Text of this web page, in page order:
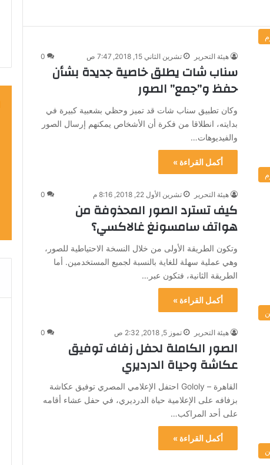
هيئة التحرير تشرين الثاني 15, 2018, 7:47 ص 0
سناب شات يطلق خاصية جديدة بشأن
حفظ و”جمع” الصور
وكان تطبيق سناب شات قد تميز وحظي بشعبية كبيرة في
بدايته، انطلاقا من فكرة أن الأشخاص يمكنهم إرسال الصور
والفيديوهات…
أكمل القراءة »
هيئة التحرير تشرين الأول 22, 2018, 8:16 م 0
كيف تسترد الصور المحذوفة من
هواتف سامسونغ غالاكسي؟
وتكون الطريقة الأولى من خلال النسخة الاحتياطية للصور،
وهي عملية سهلة للغاية بالنسبة لجميع المستخدمين. أما
الطريقة الثانية، فتكون عبر…
أكمل القراءة »
هيئة التحرير تموز 5, 2018, 2:32 ص 0
الصور الكاملة لحفل زفاف توفيق
عكاشة وحياة الدرديري
القاهرة – Gololy احتفل الإعلامي المصري توفيق عكاشة
بزفافه على الإعلامية حياة الدرديري، في حفل عشاء أقامه
على أحد المراكب…
أكمل القراءة »